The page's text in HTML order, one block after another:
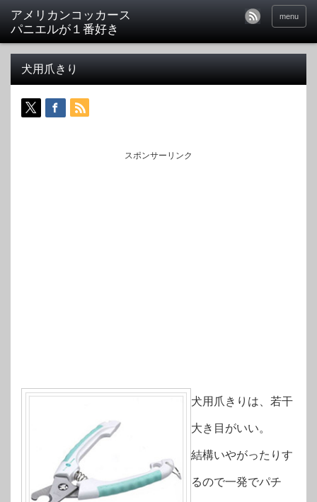
アメリカンコッカース
パニエルが１番好き
menu
犬用爪きり
スポンサーリンク
犬用爪きりは、若干
大き目がいい。
結構いやがったりす
るので一発でパチ